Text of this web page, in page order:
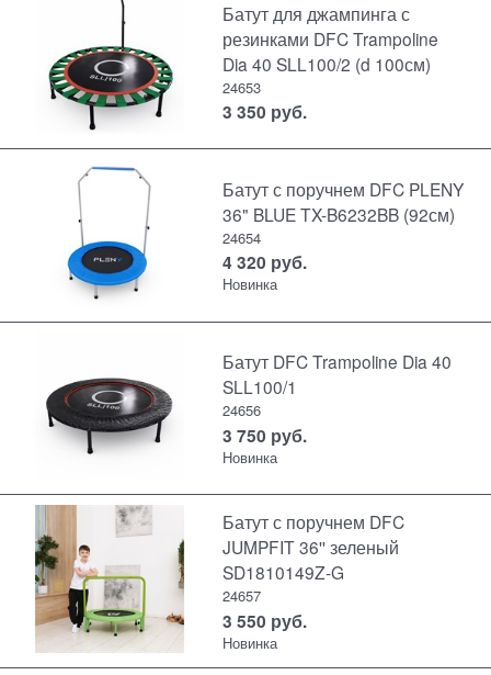
Батут для джампинга с
резинками DFC Trampoline
Dia 40 SLL100/2 (d 100см)
24653
3 350 руб.
Батут с поручнем DFC PLENY
36" BLUE TX-B6232BB (92см)
24654
4 320 руб.
Новинка
Батут DFC Trampoline Dia 40
SLL100/1
24656
3 750 руб.
Новинка
Батут с поручнем DFC
JUMPFIT 36'' зеленый
SD1810149Z-G
24657
3 550 руб.
Новинка